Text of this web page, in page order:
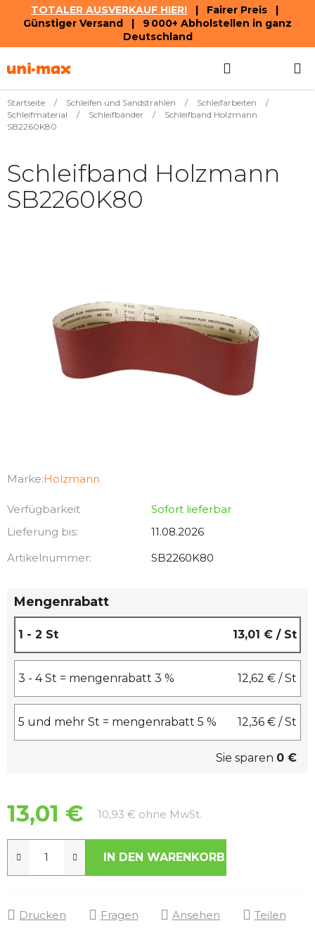
TOTALER AUSVERKAUF HIER! | Fairer Preis |
Günstiger Versand | 9 000+ Abholstellen in ganz
Deutschland
Inhalt
Startseite / Schleifen und Sandstrahlen / Schleifarbeiten
/
Schleifmaterial
/ Schleifbänder /
Schleifband Holzmann
SB2260K80
Marke:Holzmann
Verfügbarkeit
Sofort lieferbar
Lieferung bis:
11.08.2026
Artikelnummer:
SB2260K80
Mengenrabatt
1 - 2 St 13,01 € / St
3 - 4 St = mengenrabatt 3 % 12,62 € / St
5 und mehr St = mengenrabatt 5 % 12,36 € / St
Sie sparen 0 €
13,01 € 10,93 € ohne MwSt.
IN DEN WARENKORB
Drucken Fragen Ansehen Teilen
Schleifband Holzmann
SB2260K80